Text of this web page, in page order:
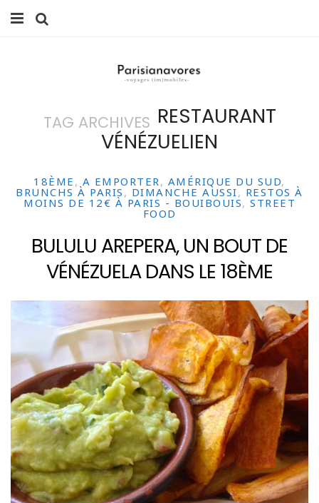
FAMILLE
VOYAGES
BALADES À PARIS
LIFESTYLE
CULTURE
TAG ARCHIVES RESTAURANT
VÉNÉZUELIEN
18ÈME , A EMPORTER, AMÉRIQUE DU SUD,
BRUNCHS À PARIS , DIMANCHE AUSSI, RESTOS À
MOINS DE 12€ À PARIS - BOUIBOUIS, STREET
FOOD
BULULU AREPERA, UN BOUT DE
VÉNÉZUELA DANS LE 18ÈME